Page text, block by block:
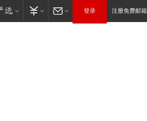
登录 注册免费邮箱